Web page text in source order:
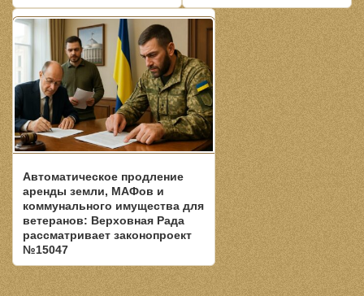
Автоматическое продление
аренды земли, МАФов и
коммунального имущества для
ветеранов: Верховная Рада
рассматривает законопроект
№15047